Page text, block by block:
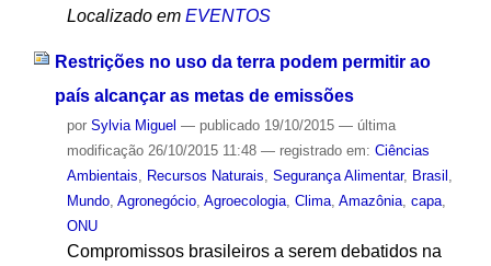
Localizado em EVENTOS
Restrições no uso da terra podem permitir ao
país alcançar as metas de emissões
por Sylvia Miguel — publicado19/10/2015 — última
modificação26/10/2015 11:48 — registrado em: Ciências
Ambientais, Recursos Naturais, Segurança Alimentar, Brasil ,
Mundo, Agronegócio, Agroecologia, Clima, Amazônia, capa,
ONU
Compromissos brasileiros a serem debatidos na